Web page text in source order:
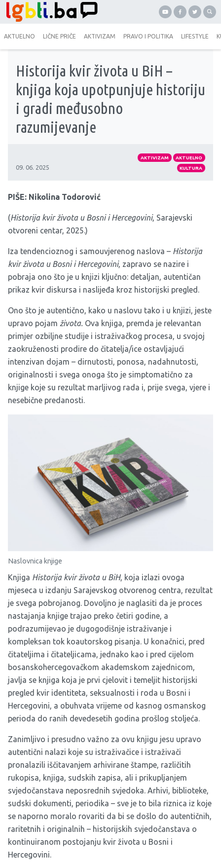
AKTUELNO LIČNE PRIČE AKTIVIZAM PRAVO I POLITIKA LIFESTYLE
Historija kvir života u BiH –
knjiga koja upotpunjuje historiju
i gradi međusobno
razumijevanje
09. 06. 2025
AKTIVIZAM
AKTUELNO
KULTURA
PIŠE: Nikolina Todorović
(Historija kvir života u Bosni i Hercegovini, Sarajevski
otvoreni centar, 2025.)
Iza tendencioznog i samouvjerenog naslova – Historija
kvir života u Bosni i Hercegovini, zapravo se nazire i
pobraja ono što je u knjizi ključno: detaljan, autentičan
prikaz kvir diskursa i naslijeđa kroz historijski pregled.
Ono što je autentično, kako u naslovu tako i u knjizi, jeste
upravo pojam života. Ova knjiga, premda je relevantan
primjer ozbiljne studije i istraživačkog procesa, u svojoj
zaokruženosti prodire do čitatelja/ice ostavljajući
intenzivan dojam – dirnutosti, ponosa, nadahnutosti,
originalnosti i svega onoga što je simptomatično za
knjige koje su rezultat marljivog rada i, prije svega, vjere i
nesebične predanosti.
Naslovnica knjige
Knjiga Historija kvir života u BiH, koja izlazi ovoga
mjeseca u izdanju Sarajevskog otvorenog centra, rezultat
je svega pobrojanog. Dovoljno je naglasiti da je proces
nastajanja knjige trajao preko četiri godine, a
podrazumijevao je dugogodišnje istraživanje i
kompleksan tok koautorskog pisanja. U konačnici, pred
čitateljima i čitateljicama, jednako kao i pred cijelom
bosanskohercegovačkom akademskom zajednicom,
javlja se knjiga koja je prvi cjelovit i temeljit historijski
pregled kvir identiteta, seksualnosti i roda u Bosni i
Hercegovini, a obuhvata vrijeme od kasnog osmanskog
perioda do ranih devedesetih godina prošlog stoljeća.
Zanimljivo i presudno važno za ovu knjigu jesu upravo
autentični nalazi koje su istraživačice i istraživači
pronalazili iščitavanjem arhivirane štampe, različitih
rukopisa, knjiga, sudskih zapisa, ali i prikupljanjem
svjedočanstava neposrednih svjedoka. Arhivi, biblioteke,
sudski dokumenti, periodika – sve je to bila riznica iz koje
se naporno moralo rovariti da bi se došlo do autentičnih,
raritetnih i originalnih – historijskih svjedočanstava o
kontinuiranom postojanju kvir života u Bosni i
Hercegovini.